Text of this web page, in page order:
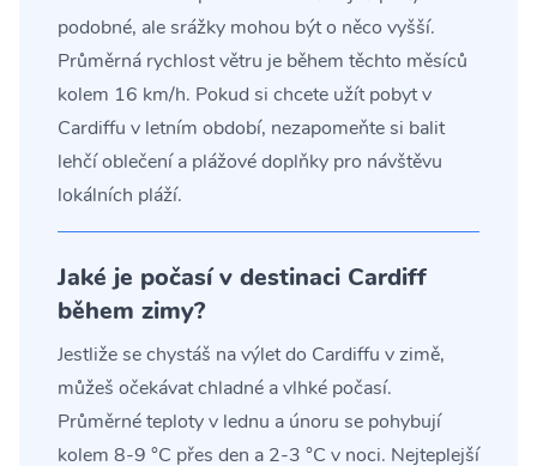
podobné, ale srážky mohou být o něco vyšší.
Průměrná rychlost větru je během těchto měsíců
kolem 16 km/h. Pokud si chcete užít pobyt v
Cardiffu v letním období, nezapomeňte si balit
lehčí oblečení a plážové doplňky pro návštěvu
lokálních pláží.
Jaké je počasí v destinaci Cardiff
během zimy?
Jestliže se chystáš na výlet do Cardiffu v zimě,
můžeš očekávat chladné a vlhké počasí.
Průměrné teploty v lednu a únoru se pohybují
kolem 8-9 °C přes den a 2-3 °C v noci. Nejteplejší